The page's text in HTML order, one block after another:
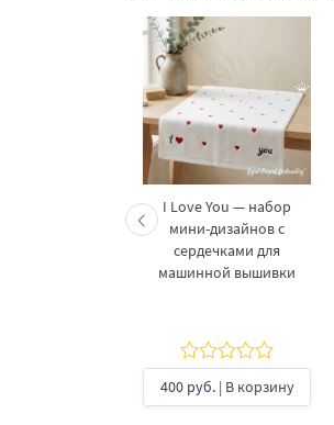
I Love You — набор
мини-дизайнов с
сердечками для
машинной вышивки
400 руб.| В корзину